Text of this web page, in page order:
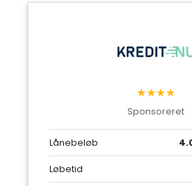
★★★★
Sponsoreret
Lånebeløb
Løbetid